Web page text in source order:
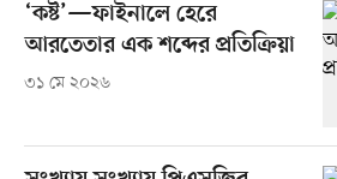
‘কষ্ট’—ফাইনালে হেরে
আরতেতার এক শব্দের প্রতিক্রিয়া
৩১ মে ২০২৬